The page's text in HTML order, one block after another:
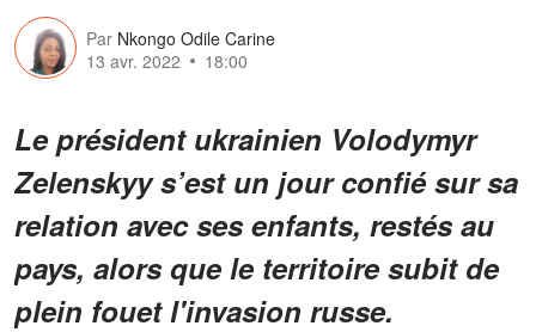
Par Nkongo Odile Carine
13 avr. 2022
18:00
Le président ukrainien Volodymyr
Zelenskyy s’est un jour confié sur sa
relation avec ses enfants, restés au
pays, alors que le territoire subit de
plein fouet l'invasion russe.